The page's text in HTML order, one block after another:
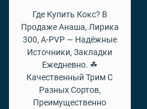
Где Купить Кокс? В
Продаже Анаша, Лирика
300, A-PVP — Надёжные
Источники, Закладки
Ежедневно. ☘
Качественный Трим С
Разных Сортов,
Преимущественно